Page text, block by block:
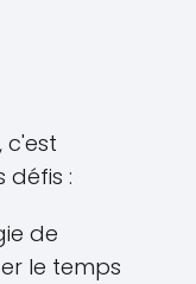
c'est
:
de
le temps